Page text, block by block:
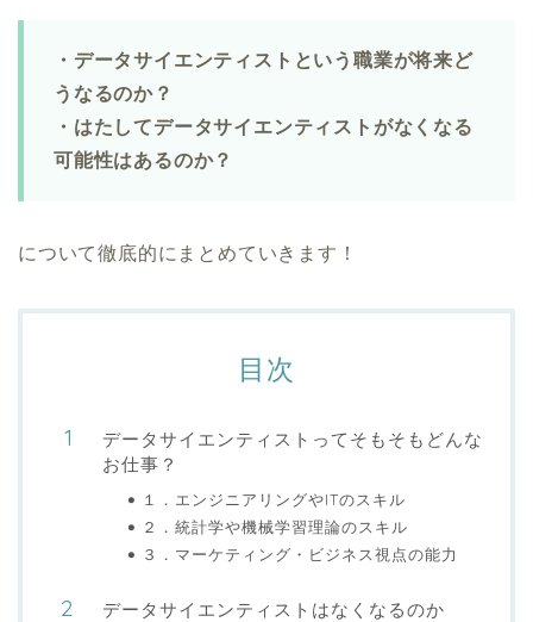
・データサイエンティストという職業が将来ど
うなるのか？
・はたしてデータサイエンティストがなくなる
可能性はあるのか？
について徹底的にまとめていきます！
目次
データサイエンティストってそもそもどんな
お仕事？
１．エンジニアリングやITのスキル
２．統計学や機械学習理論のスキル
３．マーケティング・ビジネス視点の能力
データサイエンティストはなくなるのか